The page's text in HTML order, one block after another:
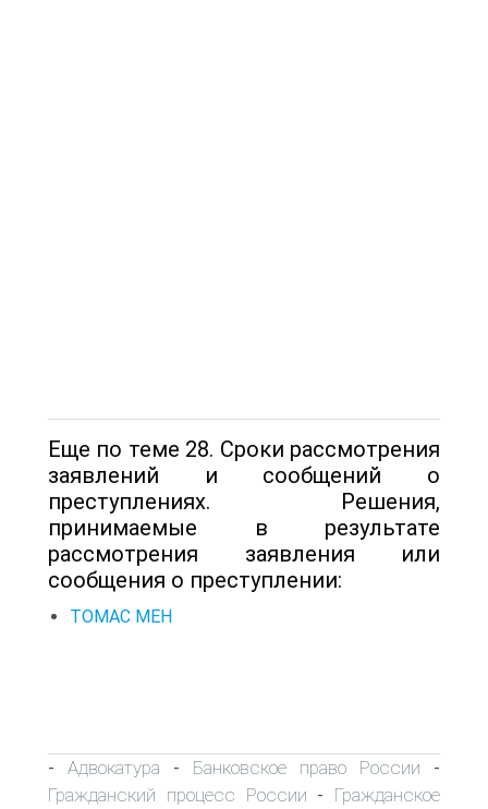
Еще по теме 28. Сроки рассмотрения
заявлений и сообщений о
преступлениях. Решения,
принимаемые в результате
рассмотрения заявления или
сообщения о преступлении:
ТОМАС МЕН
- Адвокатура - Банковское право России -
Гражданский процесс России - Гражданское